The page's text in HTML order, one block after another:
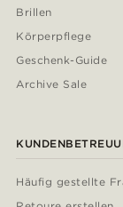
Brillen
Körperpflege
Geschenk-Guide
Archive Sale
Häufig gestellte